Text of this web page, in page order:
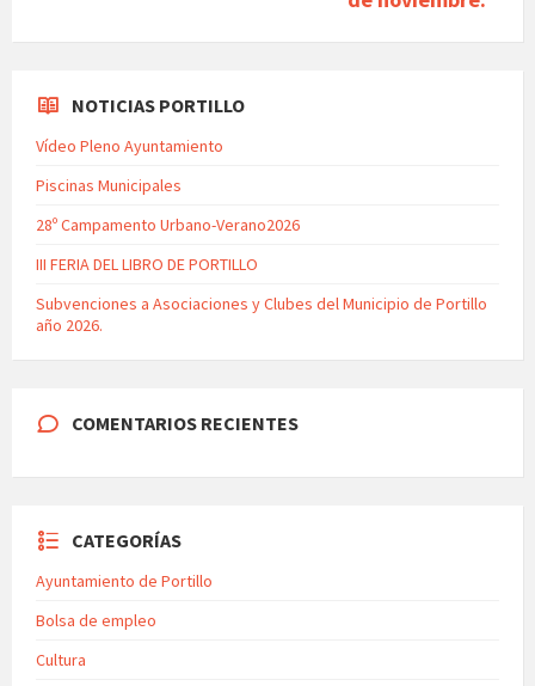
NOTICIAS PORTILLO
Vídeo Pleno Ayuntamiento
Piscinas Municipales
28º Campamento Urbano-Verano2026
III FERIA DEL LIBRO DE PORTILLO
Subvenciones a Asociaciones y Clubes del Municipio de Portillo
año 2026.
COMENTARIOS RECIENTES
CATEGORÍAS
Ayuntamiento de Portillo
Bolsa de empleo
Cultura